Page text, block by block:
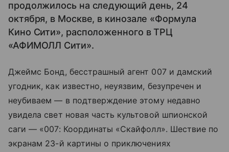
продолжилось на следующий день, 24
октября, в Москве, в кинозале «Формула
Кино Сити», расположенного в ТРЦ
«АФИМОЛЛ Сити».
Джеймс Бонд, бесстрашный агент 007 и дамский
угодник, как известно, неуязвим, безупречен и
неубиваем — в подтверждение этому недавно
увидела свет новая часть культовой шпионской
саги — «007: Координаты «Скайфолл». Шествие по
экранам 23-й картины о приключениях